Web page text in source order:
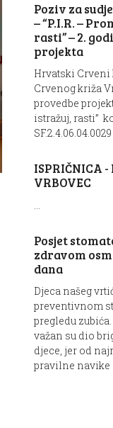
Poziv za
– “P.I.R. –
rasti” – 2.
projekta
Hrvatski Crveni
Crvenog križa
provedbe
istražuj, rasti”
ISPRIČNICA
VRBOVEC
Posjet
zdravom
dana
Djeca našeg
preventivnom
pregledu
važan su dio
djece, jer od
pravilne navike i